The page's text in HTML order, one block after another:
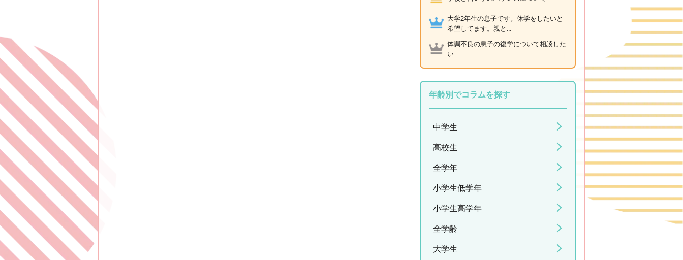
大学2年生の息子です。休学をしたいと
希望してます。親と...
体調不良の息子の復学について相談した
い
年齢別でコラムを探す
中学生
高校生
全学年
小学生低学年
小学生高学年
全学齢
大学生